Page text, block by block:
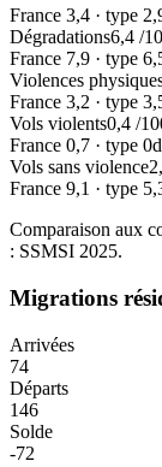
France 3,4 · type
Dégradations6,4 /
France 7,9 · type
Violences
France 3,2 · type
Vols violents0,4 /
France 0,7 · type 0
Vols sans violence
France 9,1 · type
Comparaison aux
: SSMSI 2025.
Migrations
Arrivées
74
Départs
146
Solde
-72